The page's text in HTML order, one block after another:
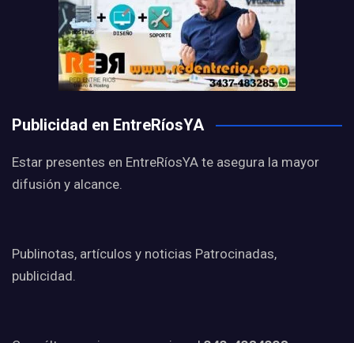
Publicidad en EntreRíosYA
Estar presentes en EntreRíosYA te asegura la mayor
difusión y alcance.
Publinotas, artículos y noticias Patrocinadas,
publicidad.